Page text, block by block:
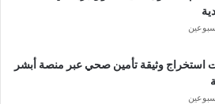
استخراج وثيقة تأمين صحي عبر منصة أبشر